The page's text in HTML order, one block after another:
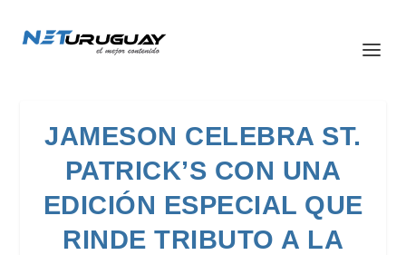
JAMESON CELEBRA ST.
PATRICK’S CON UNA
EDICIÓN ESPECIAL QUE
RINDE TRIBUTO A LA